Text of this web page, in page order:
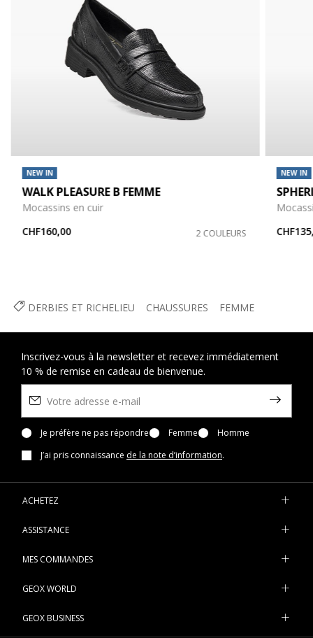
DERBIES ET RICHELIEU CHAUSSURES FEMME
NEW IN
WALK PLEASURE B FEMME
Mocassins en cuir
CHF160,00
2 COULEURS
NEW IN
Inscrivez-vous à la newsletter et recevez immédiatement
10 % de remise en cadeau de bienvenue.
Je préfère ne pas répondre Femme
Homme
J’ai pris connaissance de la note d’information.
ACHETEZ
ASSISTANCE
MES COMMANDES
GEOX WORLD
GEOX BUSINESS